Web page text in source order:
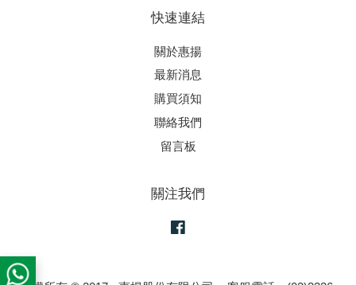
快速連結
關於惠揚
最新消息
購買須知
聯絡我們
留言板
關注我們